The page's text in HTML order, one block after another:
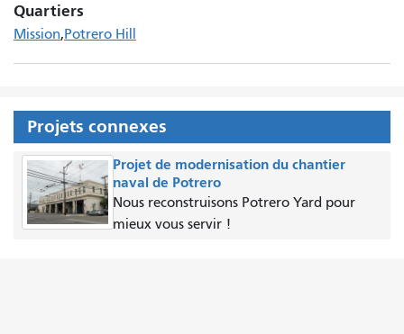
Quartiers
Mission Potrero Hill
Projets connexes
Projet de modernisation du chantier
naval de Potrero
Nous reconstruisons Potrero Yard pour
mieux vous servir !